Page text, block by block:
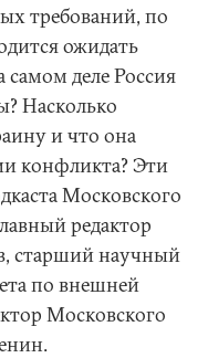
требований, по
ожидать
самом деле Россия
Насколько
и что она
конфликта? Эти
Московского
редактор
старший научный
по внешней
Московского